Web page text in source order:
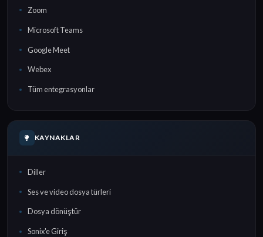
Zoom
Microsoft Teams
Google Meet
Webex
Tüm entegrasyonlar
KAYNAKLAR
Diller
Ses ve video dosya türleri
Dosya dönüştür
Sonix'e Giriş